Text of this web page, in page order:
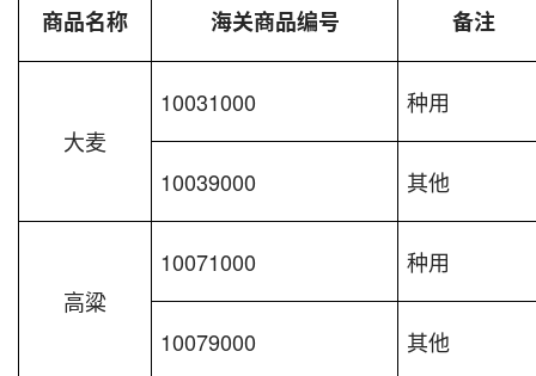
商品名称 海关商品编号 备注
大麦
10031000 种用
10039000 其他
高粱
10071000 种用
10079000 其他